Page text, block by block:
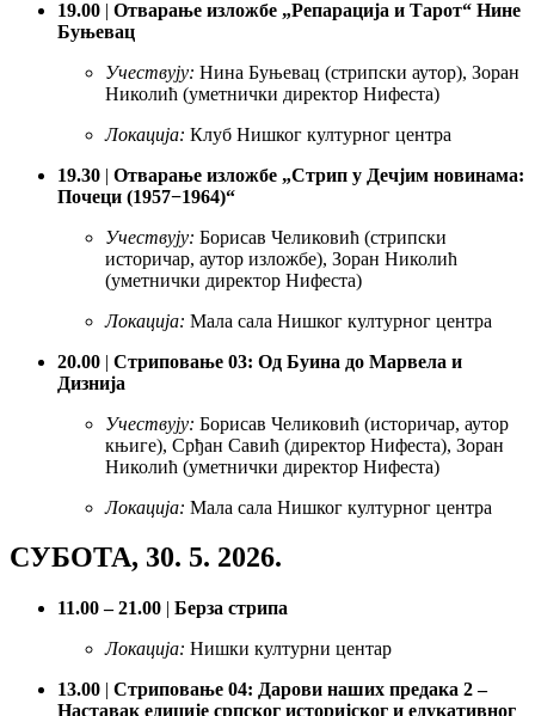
19.00 | Отварање изложбе „Репарација и Тарот“ Нине
Буњевац
Учествују: Нина Буњевац (стрипски аутор), Зоран
Николић (уметнички директор Нифеста)
Локација: Клуб Нишког културног центра
19.30 | Отварање изложбе „Стрип у Дечјим новинама:
Почеци (1957−1964)“
Учествују: Борисав Челиковић (стрипски
историчар, аутор изложбе), Зоран Николић
(уметнички директор Нифеста)
Локација: Мала сала Нишког културног центра
20.00 | Стриповање 03: Од Буина до Марвела и
Дизнија
Учествују: Борисав Челиковић (историчар, аутор
књиге), Срђан Савић (директор Нифеста), Зоран
Николић (уметнички директор Нифеста)
Локација: Мала сала Нишког културног центра
СУБОТА, 30. 5. 2026.
11.00 – 21.00 | Берза стрипа
Локација: Нишки културни центар
13.00 | Стриповање 04: Дарови наших предака 2 –
Наставак едиције српског историјског и едукативног